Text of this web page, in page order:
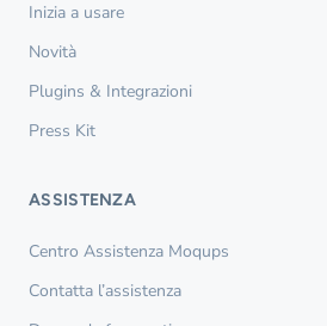
Inizia a usare
Novità
Plugins & Integrazioni
Press Kit
ASSISTENZA
Centro Assistenza Moqups
Contatta l’assistenza